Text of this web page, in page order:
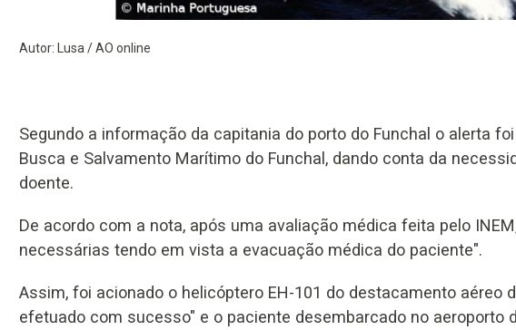
Autor: Lusa / AO online
Segundo a informação da capitania do porto do Funchal o alerta
Busca e Salvamento Marítimo do Funchal, dando conta da
doente.
De acordo com a nota, após uma avaliação médica feita pelo
necessárias tendo em vista a evacuação médica do paciente".
Assim, foi acionado o helicóptero EH-101 do destacamento aéreo
efetuado com sucesso" e o paciente desembarcado no aeroporto